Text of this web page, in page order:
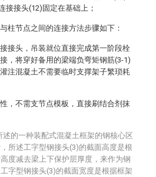
接接头(12)固定在基础上；
柱节点之间的连接方法步骤如下：
接头，吊装就位直接完成第一阶段栓
，将穿好备用的梁端负弯矩钢筋(3-1)
注混凝土不需要临时支撑架子繁琐耗
，不需支节点模板，直接刷结合剂抹
述的一种装配式混凝土框架的钢核心区
所述工字型钢接头(3)的截面高度是根
度减去梁上下保护层厚度，来作为钢
字型钢接头(3)的截面宽度是根据框架